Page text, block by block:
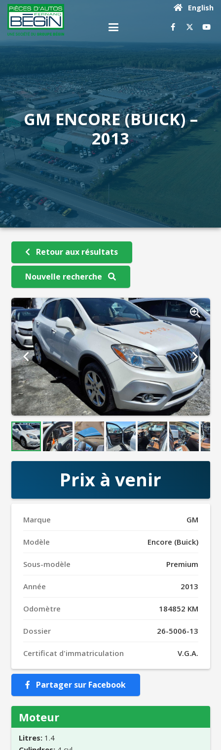
English
GM ENCORE (BUICK) –
2013
Retour aux résultats
Nouvelle recherche
Prix à venir
Marque GM
Modèle Encore (Buick)
Sous-modèle Premium
Année 2013
Odomètre 184852 KM
Dossier 26-5006-13
Certificat d'immatriculation V.G.A.
Partager sur Facebook
Moteur
Litres: 1.4